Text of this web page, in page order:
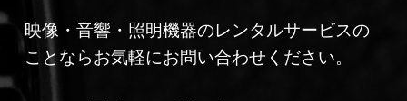
映像・音響・照明機器のレンタルサービスの
ことならお気軽にお問い合わせください。